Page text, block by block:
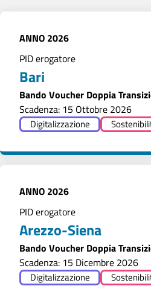
ANNO 2026
PID erogatore
Bari
Bando Voucher Doppia
Scadenza: 15 Ottobre 2026
Digitalizzazione
ANNO 2026
PID erogatore
Arezzo-Siena
Bando Voucher Doppia
Scadenza: 15 Dicembre 2026
Digitalizzazione